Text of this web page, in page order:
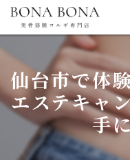
仙台市で体
エステキャ
手